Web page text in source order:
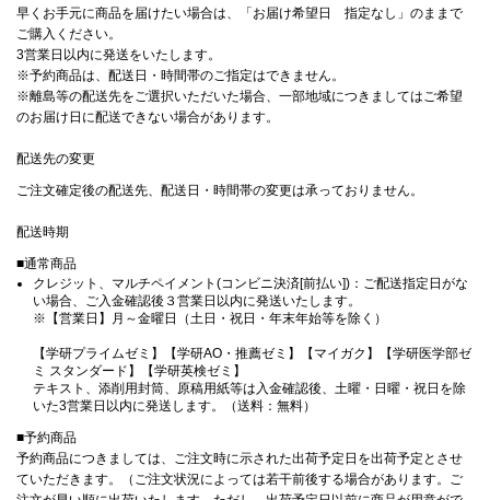
早くお手元に商品を届けたい場合は、「お届け希望日 指定なし」のままで
ご購入ください。
3営業日以内に発送をいたします。
※予約商品は、配送日・時間帯のご指定はできません。
※離島等の配送先をご選択いただいた場合、一部地域につきましてはご希望
のお届け日に配送できない場合があります。
配送先の変更
ご注文確定後の配送先、配送日・時間帯の変更は承っておりません。
配送時期
■通常商品
クレジット、マルチペイメント(コンビニ決済[前払い])：ご配送指定日がな
い場合、ご入金確認後３営業日以内に発送いたします。
※【営業日】月～金曜日（土日・祝日・年末年始等を除く）
【学研プライムゼミ】【学研AO・推薦ゼミ】【マイガク】【学研医学部ゼ
ミ スタンダード】【学研英検ゼミ】
テキスト、添削用封筒、原稿用紙等は入金確認後、土曜・日曜・祝日を除
いた3営業日以内に発送します。（送料：無料）
■予約商品
予約商品につきましては、ご注文時に示された出荷予定日を出荷予定とさせ
ていただきます。（ご注文状況によっては若干前後する場合があります。ご